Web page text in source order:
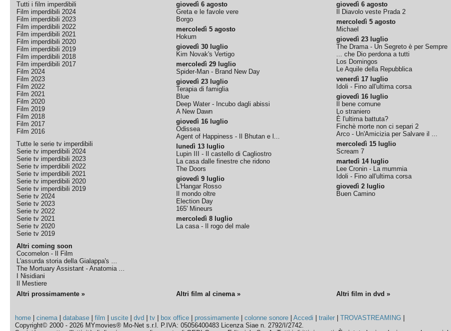
Tutti i film imperdibili
Film imperdibili 2024
Film imperdibili 2023
Film imperdibili 2022
Film imperdibili 2021
Film imperdibili 2020
Film imperdibili 2019
Film imperdibili 2018
Film imperdibili 2017
Film 2024
Film 2023
Film 2022
Film 2021
Film 2020
Film 2019
Film 2018
Film 2017
Film 2016
Tutte le serie tv imperdibili
Serie tv imperdibili 2024
Serie tv imperdibili 2023
Serie tv imperdibili 2022
Serie tv imperdibili 2021
Serie tv imperdibili 2020
Serie tv imperdibili 2019
Serie tv 2024
Serie tv 2023
Serie tv 2022
Serie tv 2021
Serie tv 2020
Serie tv 2019
Altri coming soon
Cocomelon - Il Film
L'assurda storia della Gialappa's ...
The Mortuary Assistant - Anatomia ...
I Nisidiani
Il Mestiere
giovedì 6 agosto
Greta e le favole vere
Borgo
mercoledì 5 agosto
Hokum
giovedì 30 luglio
Kim Novak's Vertigo
mercoledì 29 luglio
Spider-Man - Brand New Day
giovedì 23 luglio
Terapia di famiglia
Blue
Deep Water - Incubo dagli abissi
A New Dawn
giovedì 16 luglio
Odissea
Agent of Happiness - Il Bhutan e l...
lunedì 13 luglio
Lupin III - Il castello di Cagliostro
La casa dalle finestre che ridono
The Doors
giovedì 9 luglio
L'Hangar Rosso
Il mondo oltre
Election Day
165' Mineurs
mercoledì 8 luglio
La casa - Il rogo del male
giovedì 6 agosto
Il Diavolo veste Prada 2
mercoledì 5 agosto
Michael
giovedì 23 luglio
The Drama - Un Segreto è per Sempre
... che Dio perdona a tutti
Los Domingos
Le Aquile della Repubblica
venerdì 17 luglio
Idoli - Fino all'ultima corsa
giovedì 16 luglio
Il bene comune
Lo straniero
È l'ultima battuta?
Finchè morte non ci separi 2
Arco - Un'Amicizia per Salvare il ...
mercoledì 15 luglio
Scream 7
martedì 14 luglio
Lee Cronin - La mummia
Idoli - Fino all'ultima corsa
giovedì 2 luglio
Buen Camino
Altri prossimamente » Altri film al cinema » Altri film in dvd »
home |cinema|database |film |uscite |dvd |tv box office prossimamente |colonne sonore |Accedi |trailer |TROVASTREAMING
Copyright© 2000 - 2026 MYmovies® Mo-Net s.r.l. P.IVA: 05056400483 Licenza Siae n. 2792/I/2742.